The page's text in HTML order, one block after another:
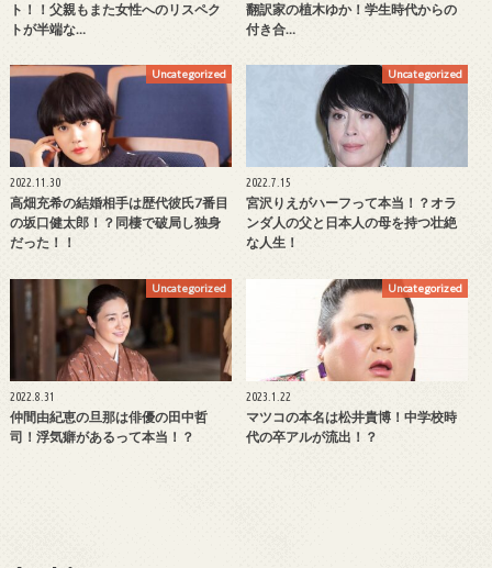
ト！！父親もまた女性へのリスペク
トが半端な…
翻訳家の植木ゆか！学生時代からの
付き合…
Uncategorized
2022.11.30
高畑充希の結婚相手は歴代彼氏7番目
の坂口健太郎！？同棲で破局し独身
だった！！
Uncategorized
2022.7.15
宮沢りえがハーフって本当！？オラ
ンダ人の父と日本人の母を持つ壮絶
な人生！
Uncategorized
2022.8.31
仲間由紀恵の旦那は俳優の田中哲
司！浮気癖があるって本当！？
Uncategorized
2023.1.22
マツコの本名は松井貴博！中学校時
代の卒アルが流出！？